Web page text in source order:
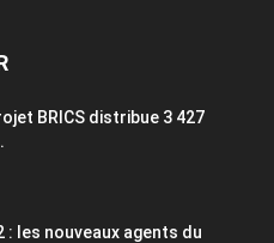
BRICS distribue 3 427
: les nouveaux agents du